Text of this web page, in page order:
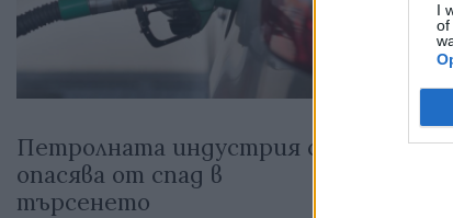
I
of
Петролната индустрия се
опасява от спад в
търсенето